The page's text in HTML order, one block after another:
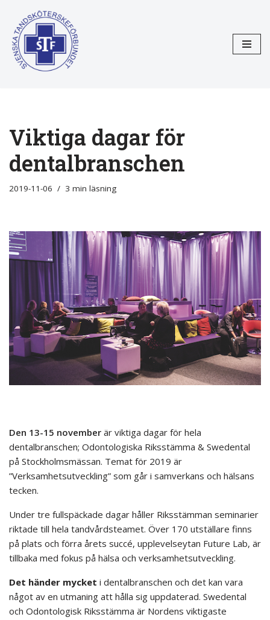
Hoppa
till
innehåll
Viktiga dagar för
dentalbranschen
2019-11-06 3 min läsning
Den 13-15 november är viktiga dagar för hela
dentalbranschen; Odontologiska Riksstämma & Swedental
på Stockholmsmässan. Temat för 2019 är
”Verksamhetsutveckling” som går i samverkans och hälsans
tecken.
Under tre fullspäckade dagar håller Riksstämman seminarier
riktade till hela tandvårdsteamet. Över 170 utställare finns
på plats och förra årets succé, upplevelseytan Future Lab, är
tillbaka med fokus på hälsa och verksamhetsutveckling.
Det händer mycket i dentalbranschen och det kan vara
något av en utmaning att hålla sig uppdaterad. Swedental
och Odontologisk Riksstämma är Nordens viktigaste